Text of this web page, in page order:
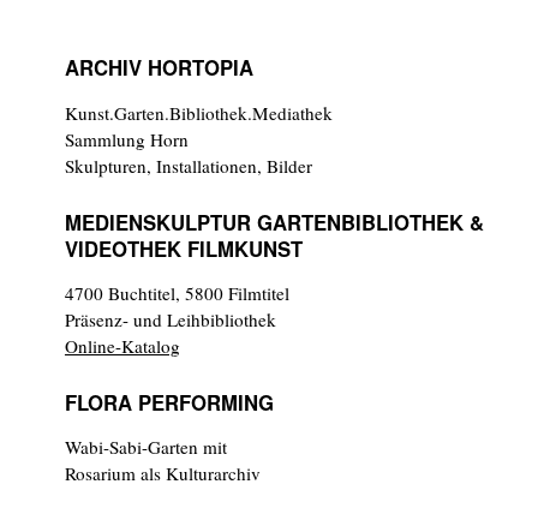
ARCHIV HORTOPIA
Kunst.Garten.Bibliothek.Mediathek
Sammlung Horn
Skulpturen, Installationen, Bilder
MEDIENSKULPTUR GARTENBIBLIOTHEK &
VIDEOTHEK FILMKUNST
4700 Buchtitel, 5800 Filmtitel
Präsenz- und Leihbibliothek
Online-Katalog
FLORA PERFORMING
Wabi-Sabi-Garten mit
Rosarium als Kulturarchiv